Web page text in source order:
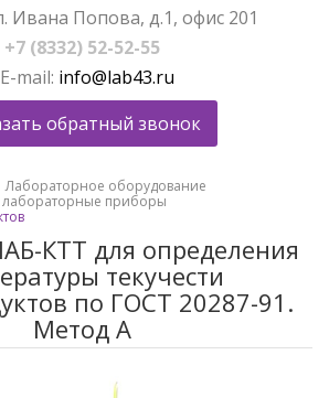
Ивана Попова, д.1, офис 201
+7 (8332) 52-52-55
mail: info@lab43.ru
обратный звонок
Лабораторное оборудование
лабораторные приборы
КТТ для определения
текучести
по ГОСТ 20287-91.
Метод А